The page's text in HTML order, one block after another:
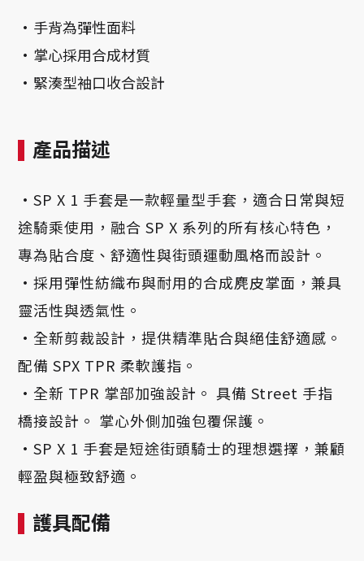
· 手背為彈性面料
· 掌心採用合成材質
· 緊湊型袖口收合設計
產品描述
·SP X 1 手套是一款輕量型手套，適合日常與短
途騎乘使用，融合 SP X 系列的所有核心特色，
專為貼合度、舒適性與街頭運動風格而設計。
· 採用彈性紡織布與耐用的合成麂皮掌面，兼具
靈活性與透氣性。
· 全新剪裁設計，提供精準貼合與絕佳舒適感。
配備 SPX TPR 柔軟護指。
· 全新 TPR 掌部加強設計。 具備 Street 手指
橋接設計。 掌心外側加強包覆保護。
· SP X 1 手套是短途街頭騎士的理想選擇，兼顧
輕盈與極致舒適。
護具配備